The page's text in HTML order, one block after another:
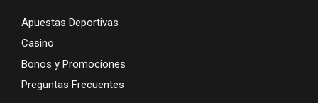
Apuestas Deportivas
Casino
Bonos y Promociones
Preguntas Frecuentes